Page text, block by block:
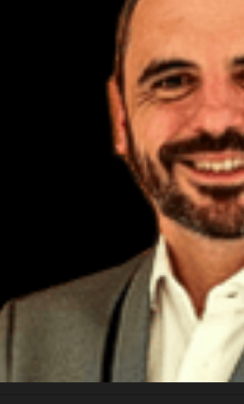
Miedo
consecuencias
negativas por
sus redes
Por
Por
Por
Federico
Albarenque